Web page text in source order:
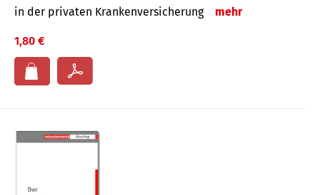
in der privaten Kran­ken­ver­siche­rung mehr
1,80 €